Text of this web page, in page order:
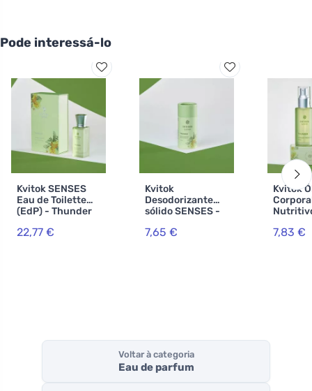
Pode interessá-lo
Kvitok SENSES
Eau de Toilette
(EdP) - Thunder
22,77 €
Kvitok
Desodorizante
sólido SENSES -
7,65 €
Kvitok
7,83 €
Voltar à categoria
Eau de parfum